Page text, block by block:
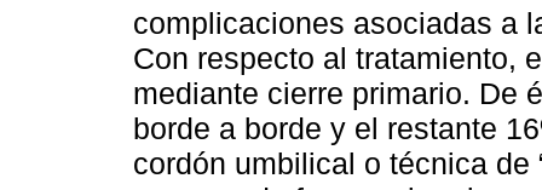
complicaciones asociadas a
Con respecto al tratamiento,
mediante cierre primario. De
borde a borde y el restante
cordón umbilical o técnica de